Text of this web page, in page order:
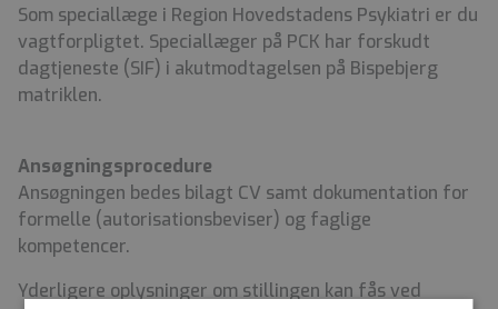
Som speciallæge i Region Hovedstadens Psykiatri er du
vagtforpligtet. Speciallæger på PCK har forskudt
dagtjeneste (SIF) i akutmodtagelsen på Bispebjerg
matriklen.
Ansøgningsprocedure
Ansøgningen bedes bilagt CV samt dokumentation for
formelle (autorisationsbeviser) og faglige
kompetencer.
Yderligere oplysninger om stillingen kan fås ved